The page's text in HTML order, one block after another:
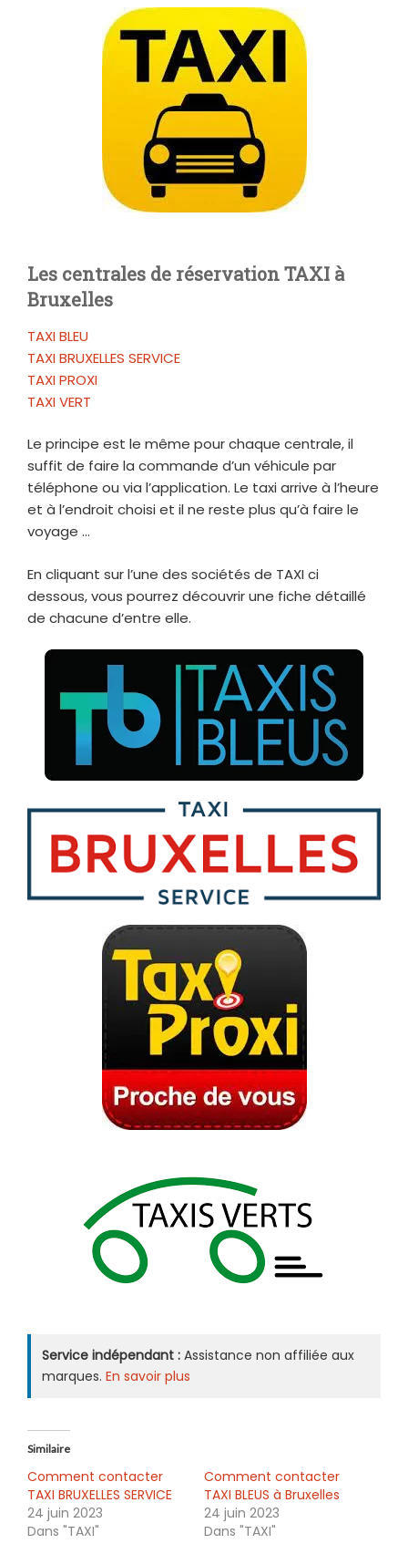
Les centrales de réservation TAXI à
Bruxelles
TAXI BLEU
TAXI BRUXELLES SERVICE
TAXI PROXI
TAXI VERT
Le principe est le même pour chaque centrale, il
suffit de faire la commande d’un véhicule par
téléphone ou via l’application. Le taxi arrive à l’heure
et à l’endroit choisi et il ne reste plus qu’à faire le
voyage …
En cliquant sur l’une des sociétés de TAXI ci
dessous, vous pourrez découvrir une fiche détaillé
de chacune d’entre elle.
Service indépendant : Assistance non affiliée aux
marques. En savoir plus
Similaire
Comment contacter
TAXI BRUXELLES SERVICE
24 juin 2023
Dans "TAXI"
Comment contacter
TAXI BLEUS à Bruxelles
24 juin 2023
Dans "TAXI"